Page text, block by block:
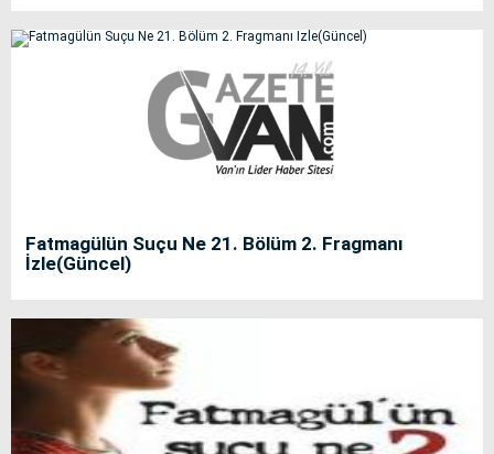
Fatmagülün Suçu Ne 21. Bölüm 2. Fragmanı
İzle(Güncel)